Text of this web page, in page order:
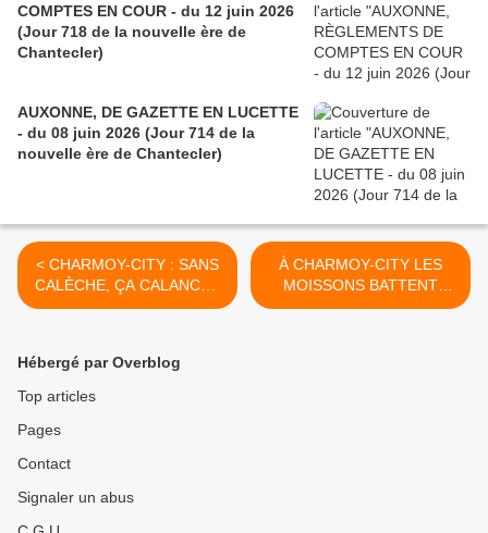
COMPTES EN COUR - du 12 juin 2026
(Jour 718 de la nouvelle ère de
Chantecler)
AUXONNE, DE GAZETTE EN LUCETTE
- du 08 juin 2026 (Jour 714 de la
nouvelle ère de Chantecler)
< CHARMOY-CITY : SANS
CALÈCHE, ÇA CALANCHE
DANS LES URNES,
négatif fondateur)
À CHARMOY-CITY LES
MOISSONS BATTENT
LEUR PLEIN, MAIS PAS
Hébergé par Overblog
Top articles
Pages
Contact
Signaler un abus